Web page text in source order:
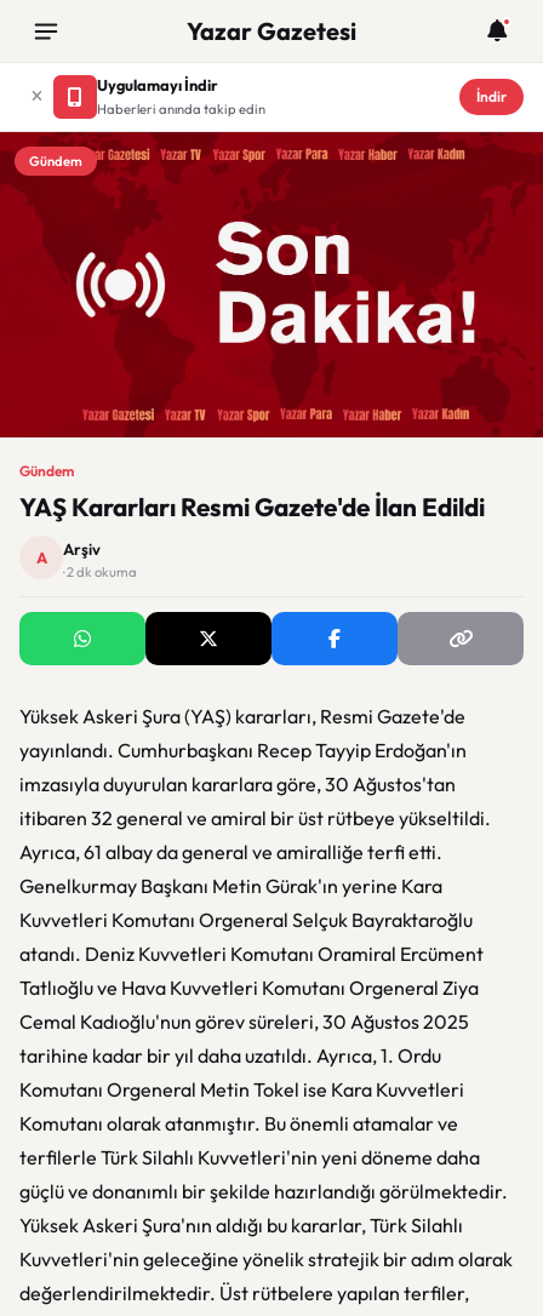
Yazar Gazetesi
Uygulamayı İndir
Haberleri anında takip edin
İndir
Gündem
Gündem
YAŞ Kararları Resmi Gazete'de İlan Edildi
A Arşiv
· 2 dk okuma
Yüksek Askeri Şura (YAŞ) kararları, Resmi Gazete'de
yayınlandı. Cumhurbaşkanı Recep Tayyip Erdoğan'ın
imzasıyla duyurulan kararlara göre, 30 Ağustos'tan
itibaren 32 general ve amiral bir üst rütbeye yükseltildi.
Ayrıca, 61 albay da general ve amiralliğe terfi etti.
Genelkurmay Başkanı Metin Gürak'ın yerine Kara
Kuvvetleri Komutanı Orgeneral Selçuk Bayraktaroğlu
atandı. Deniz Kuvvetleri Komutanı Oramiral Ercüment
Tatlıoğlu ve Hava Kuvvetleri Komutanı Orgeneral Ziya
Cemal Kadıoğlu'nun görev süreleri, 30 Ağustos 2025
tarihine kadar bir yıl daha uzatıldı. Ayrıca, 1. Ordu
Komutanı Orgeneral Metin Tokel ise Kara Kuvvetleri
Komutanı olarak atanmıştır. Bu önemli atamalar ve
terfilerle Türk Silahlı Kuvvetleri'nin yeni döneme daha
güçlü ve donanımlı bir şekilde hazırlandığı görülmektedir.
Yüksek Askeri Şura'nın aldığı bu kararlar, Türk Silahlı
Kuvvetleri'nin geleceğine yönelik stratejik bir adım olarak
değerlendirilmektedir. Üst rütbelere yapılan terfiler,